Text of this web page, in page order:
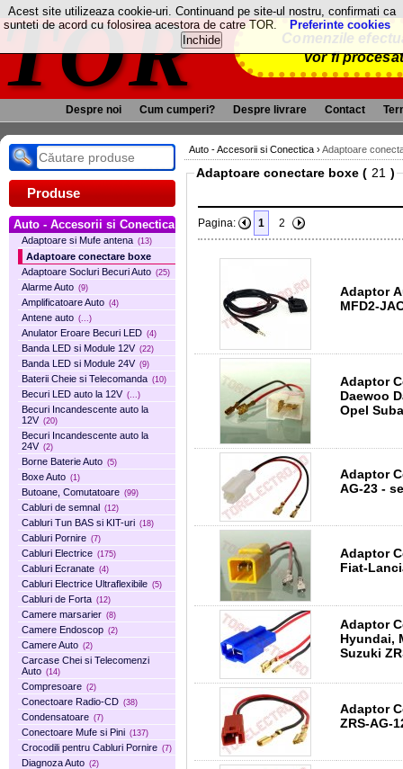
TOR
Comenzile
vor fi
Despre noi Cum cumperi? Despre livrare Contact
Produse
Auto - Accesorii si Conectica
Adaptoare si Mufe antena (13)
Adaptoare conectare boxe
Adaptoare Socluri Becuri Auto (25)
Alarme Auto (9)
Amplificatoare Auto (4)
Antene auto (...)
Anulator Eroare Becuri LED (4)
Banda LED si Module 12V (22)
Banda LED si Module 24V (9)
Baterii Cheie si Telecomanda (10)
Becuri LED auto la 12V (...)
Becuri Incandescente auto la
12V (20)
Becuri Incandescente auto la
24V (2)
Borne Baterie Auto (5)
Boxe Auto (1)
Butoane, Comutatoare (99)
Cabluri de semnal (12)
Cabluri Tun BAS si KIT-uri (18)
Cabluri Pornire (7)
Cabluri Electrice (175)
Cabluri Ecranate (4)
Cabluri Electrice Ultraflexibile (5)
Cabluri de Forta (12)
Camere marsarier (8)
Camere Endoscop (2)
Camere Auto (2)
Carcase Chei si Telecomenzi
Auto (14)
Compresoare (2)
Conectoare Radio-CD (38)
Condensatoare (7)
Conectoare Mufe si Pini (137)
Crocodili pentru Cabluri Pornire (7)
Diagnoza Auto (2)
Auto - Accesorii si Conectica ›Adaptoare
Adaptoare conectare boxe ( )
Pagina: 1 2
Adaptor
MFD2-
Adaptor
Daewoo
Opel
Adaptor
AG-23 -
Adaptor
Fiat-
Adaptor
Hyundai,
Suzuki
Adaptor
ZRS-AG-
Acest site utilizeaza cookie-uri. Continuand pe site-ul nostru, confirmati ca
sunteti de acord cu folosirea acestora de catre TOR.
Preferinte cookies